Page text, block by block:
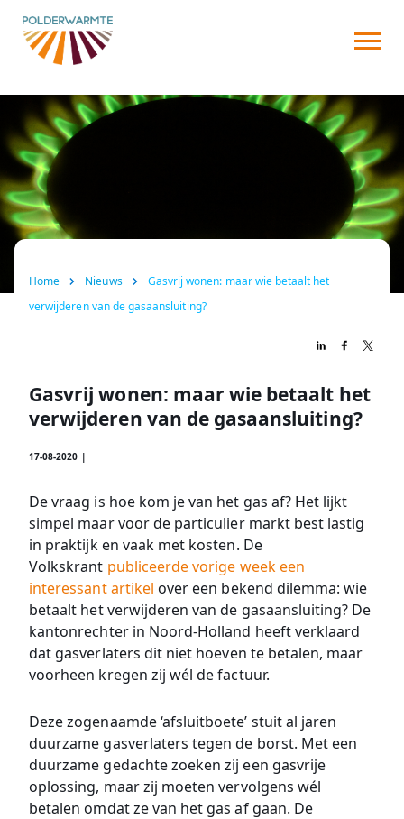
Over ons
Warmtenet
Aansluiten
Nieuws
Contact
Home Nieuws
Gasvrij wonen: maar wie betaalt het
verwijderen van de gasaansluiting?
Gasvrij wonen: maar wie betaalt het
verwijderen van de gasaansluiting?
17-08-2020 |
De vraag is hoe kom je van het gas af? Het lijkt
simpel maar voor de particulier markt best lastig
in praktijk en vaak met kosten. De
Volkskrant publiceerde vorige week een
interessant artikel over een bekend dilemma: wie
betaalt het verwijderen van de gasaansluiting? De
kantonrechter in Noord-Holland heeft verklaard
dat gasverlaters dit niet hoeven te betalen, maar
voorheen kregen zij wél de factuur.
Deze zogenaamde ‘afsluitboete’ stuit al jaren
duurzame gasverlaters tegen de borst. Met een
duurzame gedachte zoeken zij een gasvrije
oplossing, maar zij moeten vervolgens wél
betalen omdat ze van het gas af gaan. De